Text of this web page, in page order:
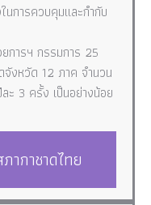
การควบคุมและกำกับ
การฯ กรรมการ 25
จังหวัด 12 ภาค จำนวน
ะ 3 ครั้ง เป็นอย่างน้อย
ากาชาดไทย